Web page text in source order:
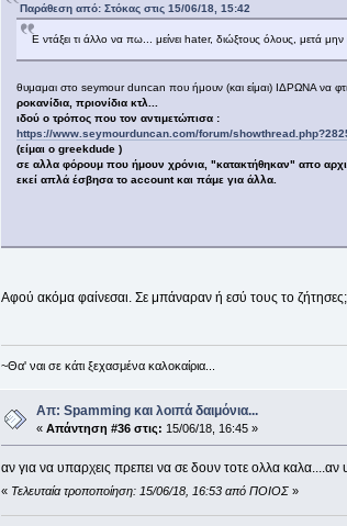
Παράθεση από: Στόκας στις 15/06/18, 15:42
Ε ντάξει τι άλλο να πω... μείνει hater, διώξτους όλους, μετά
θυμαμαι στο seymour duncan που ήμουν (και είμαι) ΙΔΡΩΝΑ να
ροκανίδια, πριονίδια κτλ...
ιδού ο τρόπος που τον αντιμετώπισα :
https://www.seymourduncan.com/forum/
(είμαι ο greekdude )
σε αλλα φόρουμ που ήμουν χρόνια, "κατακτήθηκαν" απο
εκεί απλά έσβησα το account και πάμε για άλλα.
Αφού ακόμα φαίνεσαι. Σε μπάναραν ή εσύ τους το ζήτησες;
~Θα' ναι σε κάτι ξεχασμένα καλοκαίρια...
Απ: Spamming και λοιπά δαιμόνια...
« Απάντηση #36 στις: 15/06/18, 16:45 »
αν για να υπαρχεις πρεπει να σε δουν τοτε ολλα
« Τελευταία τροποποίηση: 15/06/18, 16:53 από ΠΟΙΟΣ»